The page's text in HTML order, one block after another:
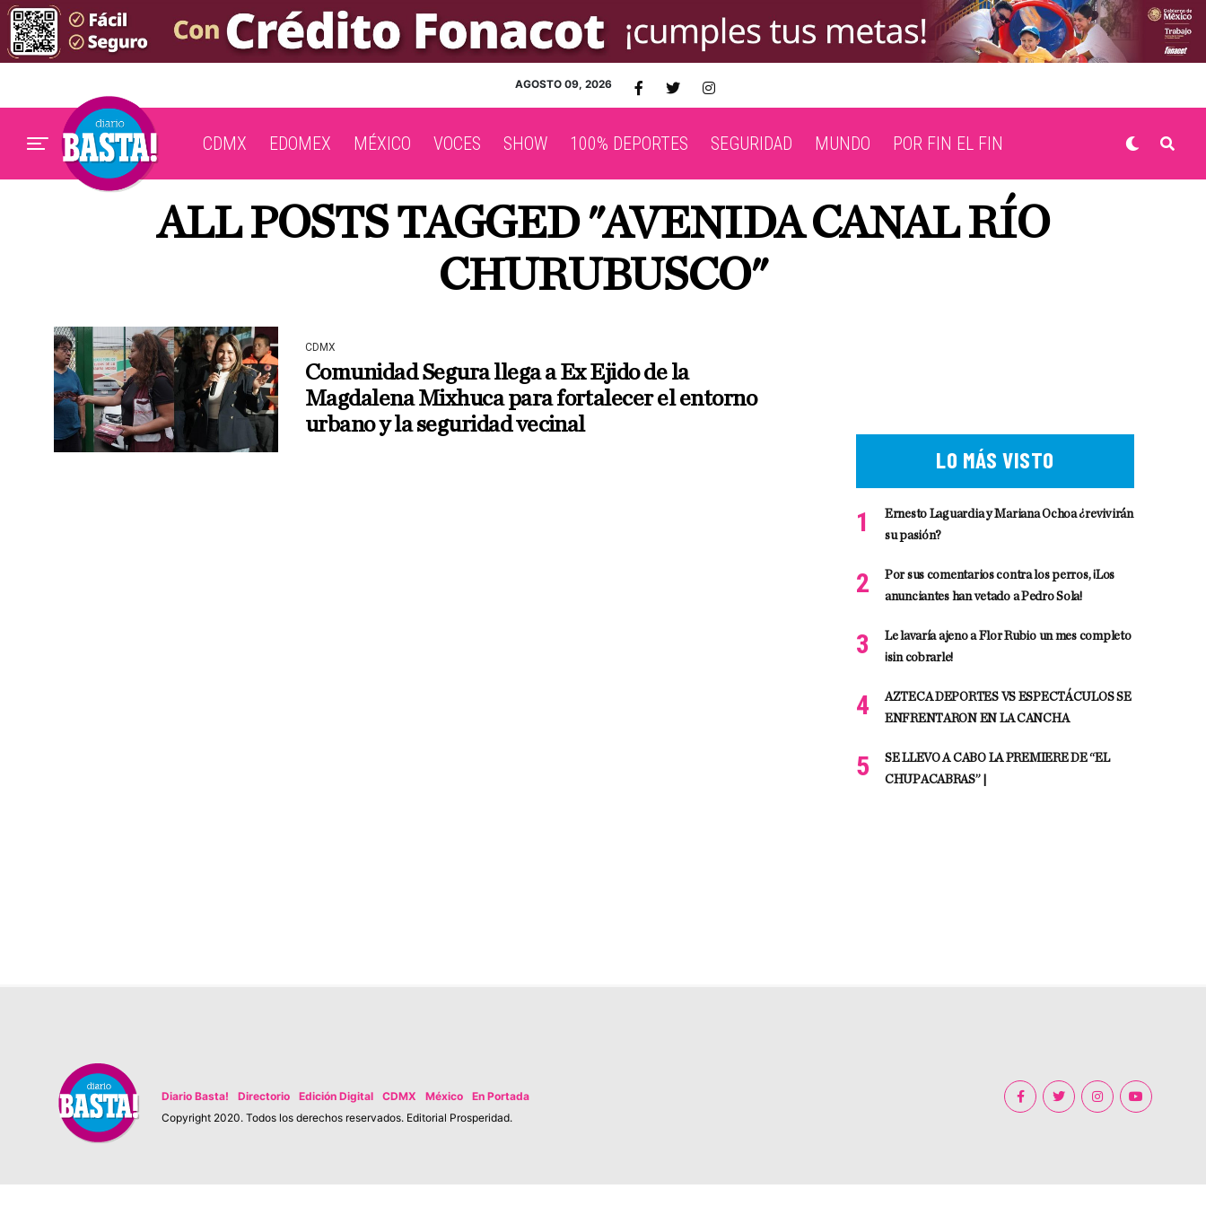
AGOSTO 09, 2026
CDMX EDOMEX MÉXICO VOCES SHOW 100% DEPORTES SEGURIDAD MUNDO POR FIN EL FIN
ALL POSTS TAGGED "AVENIDA CANAL RÍO
CHURUBUSCO"
CDMX
Comunidad Segura llega a Ex Ejido de la
Magdalena Mixhuca para fortalecer el entorno
urbano y la seguridad vecinal
LO MÁS VISTO
Ernesto Laguardia y Mariana Ochoa ¿revivirán
su pasión?
Por sus comentarios contra los perros, ¡Los
anunciantes han vetado a Pedro Sola!
Le lavaría ajeno a Flor Rubio un mes completo
¡sin cobrarle!
AZTECA DEPORTES VS ESPECTÁCULOS SE
ENFRENTARON EN LA CANCHA
SE LLEVO A CABO LA PREMIERE DE “EL
CHUPACABRAS” |
Diario Basta! Directorio Edición Digital CDMX México
En Portada
Copyright 2020. Todos los derechos reservados. Editorial Prosperidad.